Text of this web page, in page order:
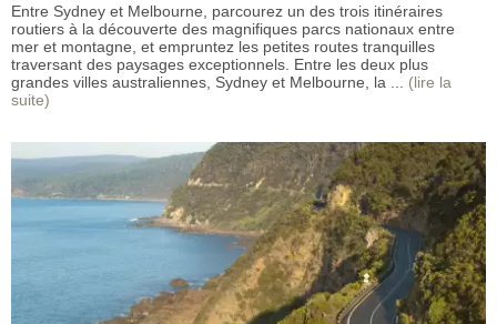
Entre Sydney et Melbourne, parcourez un des trois itinéraires
routiers à la découverte des magnifiques parcs nationaux entre
mer et montagne, et empruntez les petites routes tranquilles
traversant des paysages exceptionnels. Entre les deux plus
grandes villes australiennes, Sydney et Melbourne, la ... (lire la
suite)